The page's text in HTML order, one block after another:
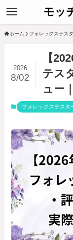
モッ
ホーム フォレックステス
【
テス
ュー
2026
8/02
フォレックステスタ